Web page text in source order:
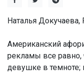
Наталья Докучаева,
Американский
рекламы все равно,
девушке в темноте;